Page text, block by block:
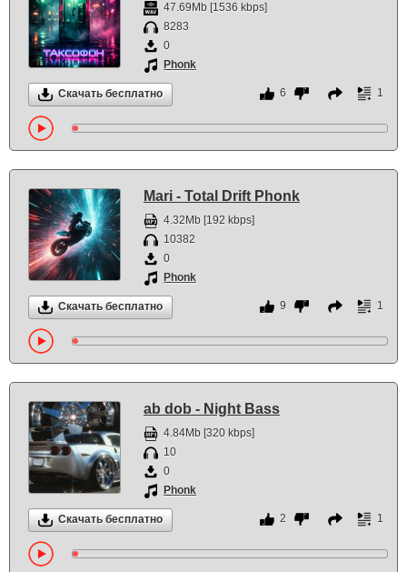
47.69Mb [1536 kbps]
8283
0
Phonk
Скачать бесплатно 6 1
Mari - Total Drift Phonk
4.32Mb [192 kbps]
10382
0
Phonk
Скачать бесплатно 9 1
ab dob - Night Bass
4.84Mb [320 kbps]
10
0
Phonk
Скачать бесплатно 2 1